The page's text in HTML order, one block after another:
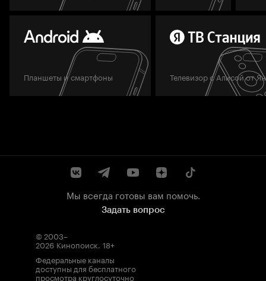
Планшеты и смартфоны Телевизор с Алисой от
Мы всегда готовы вам помочь.
Задать вопрос
© 2003–
2026 Кинопоиск. 18+
Федеральные каналы
доступны для бесплатного
просмотра круглосуточно